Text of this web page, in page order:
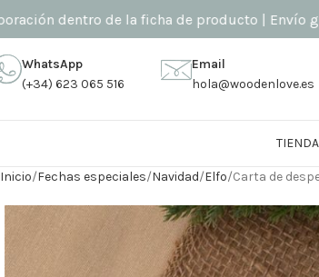
de la ficha de producto | Envío gratis
WhatsApp
(+34) 623 065 516
Email
hola@woodenlove.es
TIENDA
Inicio Fechas especiales Navidad Elfo Carta de